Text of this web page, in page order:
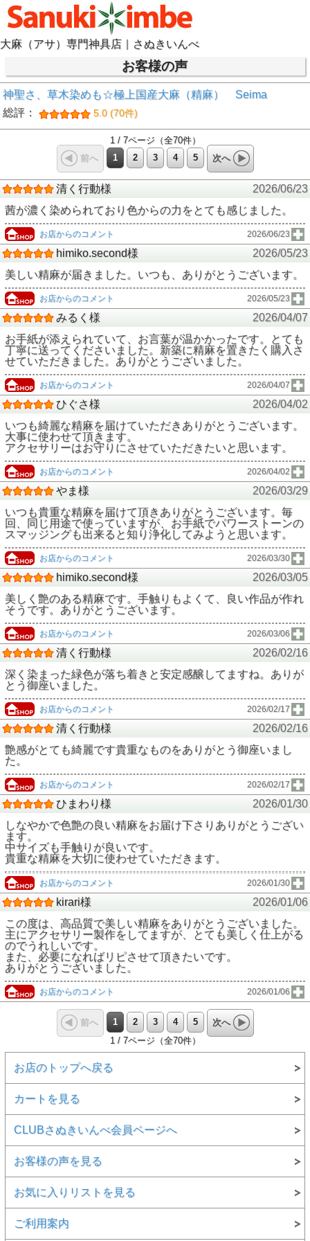
大麻（アサ）専門神具店｜さぬきいんべ
お客様の声
神聖さ、草木染めも☆極上国産大麻（精麻） Seima
総評：
5.0 (70件)
1 / 7ページ（全70件）
前へ
1 2 3 4 5 次へ
清く行動様
2026/06/23
茜が濃く染められており色からの力をとても感じました。
お店からのコメント 2026/06/23
himiko.second様
2026/05/23
美しい精麻が届きました。いつも、ありがとうございます。
お店からのコメント 2026/05/23
みるく様
2026/04/07
お手紙が添えられていて、お言葉が温かかったです。とても
丁寧に送ってくださいました。新築に精麻を置きたく購入さ
せていただきました。ありがとうございました。
お店からのコメント 2026/04/07
ひぐさ様
2026/04/02
いつも綺麗な精麻を届けていただきありがとうございます。
大事に使わせて頂きます。
アクセサリーはお守りにさせていただきたいと思います。
お店からのコメント 2026/04/02
やま様
2026/03/29
いつも貴重な精麻を届けて頂きありがとうございます。毎
回、同じ用途で使っていますが、お手紙でパワーストーンの
スマッジングも出来ると知り浄化してみようと思います。
お店からのコメント 2026/03/30
himiko.second様
2026/03/05
美しく艶のある精麻です。手触りもよくて、良い作品が作れ
そうです。ありがとうございます。
お店からのコメント 2026/03/06
清く行動様
2026/02/16
深く染まった緑色が落ち着きと安定感醸してますね。ありが
とう御座いました。
お店からのコメント 2026/02/17
清く行動様
2026/02/16
艶感がとても綺麗です貴重なものをありがとう御座いまし
た。
お店からのコメント 2026/02/17
ひまわり様
2026/01/30
しなやかで色艶の良い精麻をお届け下さりありがとうござい
ます。
中サイズも手触りが良いです。
貴重な精麻を大切に使わせていただきます。
お店からのコメント 2026/01/30
kirari様
2026/01/06
この度は、高品質で美しい精麻をありがとうございました。
主にアクセサリー製作をしてますが、とても美しく仕上がる
のでうれしいです。
また、必要になればリピさせて頂きたいです。
ありがとうございました。
お店からのコメント 2026/01/06
前へ 1 2 3 4 5
次へ
1 / 7ページ（全70件）
お店のトップへ戻る
カートを見る
CLUBさぬきいんべ会員ページへ
お客様の声を見る
お気に入りリストを見る
ご利用案内